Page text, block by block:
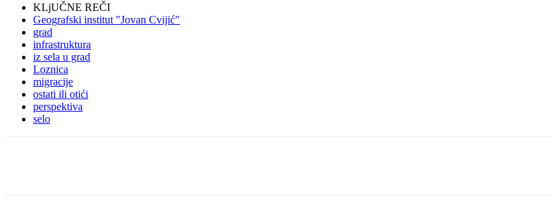
KLjUČNE REČI
Geografski institut "Jovan Cvijić"
grad
infrastruktura
iz sela u grad
Loznica
migracije
ostati ili otići
perspektiva
selo